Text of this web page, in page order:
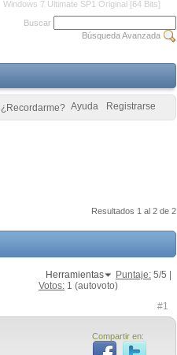
Windows 7 Ultimate SP1 Original [64 Bits]
Resultados 1 al 2 de 2
Herramientas Puntaje: 5/5 |
Votos: 1 (autovoto)
#1
Compartir en:
Buscar
Búsqueda Avanzada
Registrarse
Ayuda
¿Recordarme?